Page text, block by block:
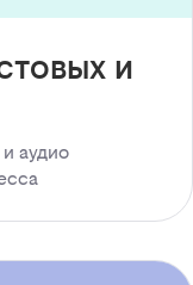
и
аудио